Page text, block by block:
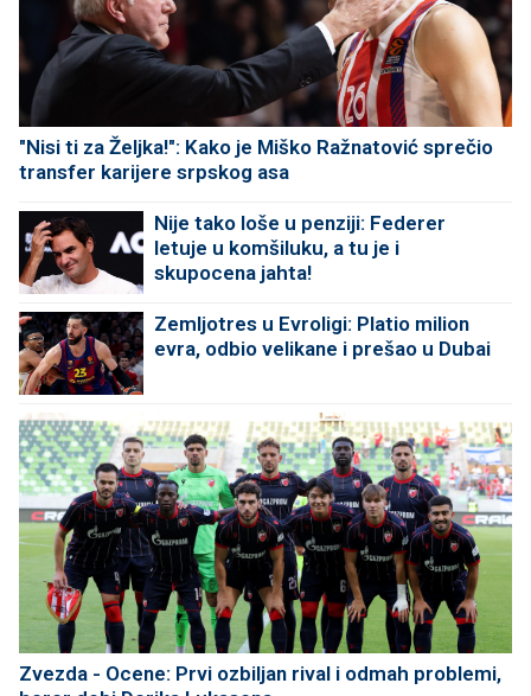
"Nisi ti za Željka!": Kako je Miško Ražnatović sprečio
transfer karijere srpskog asa
Nije tako loše u penziji: Federer
letuje u komšiluku, a tu je i
skupocena jahta!
Zemljotres u Evroligi: Platio milion
evra, odbio velikane i prešao u Dubai
Zvezda - Ocene: Prvi ozbiljan rival i odmah problemi,